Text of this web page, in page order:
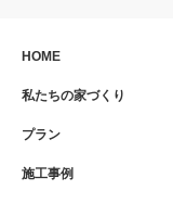
HOME
私たちの家づくり
プラン
施工事例